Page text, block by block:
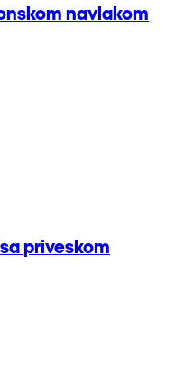
navlakom
priveskom